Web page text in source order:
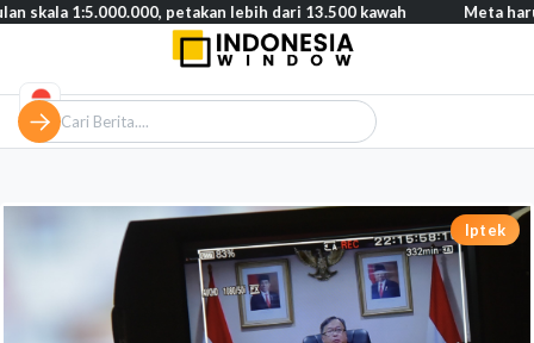
Iptek
skala 1:5.000.000, petakan lebih dari 13.500 kawah Meta